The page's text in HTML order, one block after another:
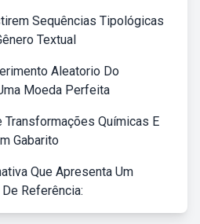
Sequências Tipológicas
Textual
Aleatorio Do
Moeda Perfeita
Químicas E
Gabarito
Que Apresenta Um
Referência: